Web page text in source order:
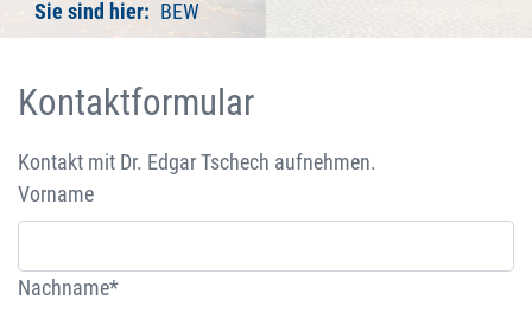
Sie sind hier: BEW
Kontaktformular
Kontakt mit Dr. Edgar Tschech aufnehmen.
Vorname
Nachname*